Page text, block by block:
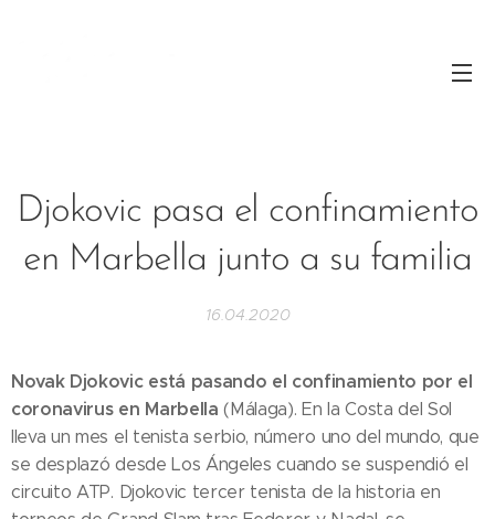
Djokovic pasa el confinamiento
en Marbella junto a su familia
16.04.2020
Novak Djokovic está pasando el confinamiento por el
coronavirus en Marbella(Málaga). En la Costa del Sol
lleva un mes el tenista serbio, número uno del mundo, que
se desplazó desde Los Ángeles cuando se suspendió el
circuito ATP. Djokovic tercer tenista de la historia en